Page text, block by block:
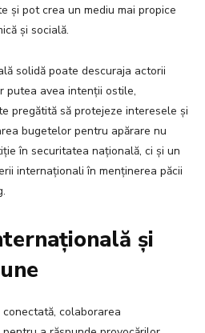
și pot crea un mediu mai propice
și socială.
solidă poate descuraja actorii
putea avea intenții ostile,
pregătită să protejeze interesele și
bugetelor pentru apărare nu
în securitatea națională, ci și un
internaționali în menținerea păcii
și
colaborarea